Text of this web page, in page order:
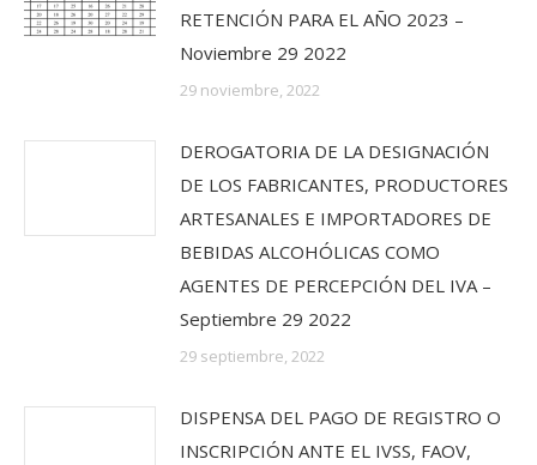
RETENCIÓN PARA EL AÑO 2023 –
Noviembre 29 2022
29 noviembre, 2022
DEROGATORIA DE LA DESIGNACIÓN
DE LOS FABRICANTES, PRODUCTORES
ARTESANALES E IMPORTADORES DE
BEBIDAS ALCOHÓLICAS COMO
AGENTES DE PERCEPCIÓN DEL IVA –
Septiembre 29 2022
29 septiembre, 2022
DISPENSA DEL PAGO DE REGISTRO O
INSCRIPCIÓN ANTE EL IVSS, FAOV,